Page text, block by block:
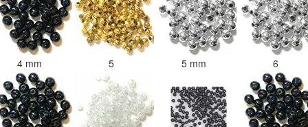
4 mm 5 5 mm 6